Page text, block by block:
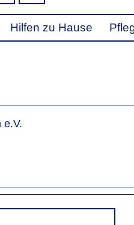
Hilfen zu Hause
e.V.